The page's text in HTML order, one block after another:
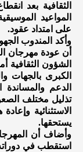
الثقافية بعد
المواعيد
على امتداد عقود.
وأكد المندوب
أن عودة مهرجان
الشؤون الثقافية
الكبرى بالجهات
الدعم
تذليل مختلف
الاستثنائية
يستحقها.
وأضاف أن
استقطب في